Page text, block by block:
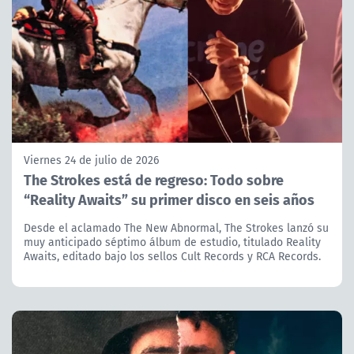
Viernes 24 de julio de 2026
The Strokes está de regreso: Todo sobre
“Reality Awaits” su primer disco en seis años
Desde el aclamado The New Abnormal, The Strokes lanzó su
muy anticipado séptimo álbum de estudio, titulado Reality
Awaits, editado bajo los sellos Cult Records y RCA Records.